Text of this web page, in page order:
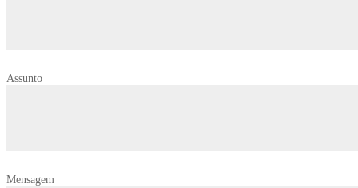
Assunto
Mensagem